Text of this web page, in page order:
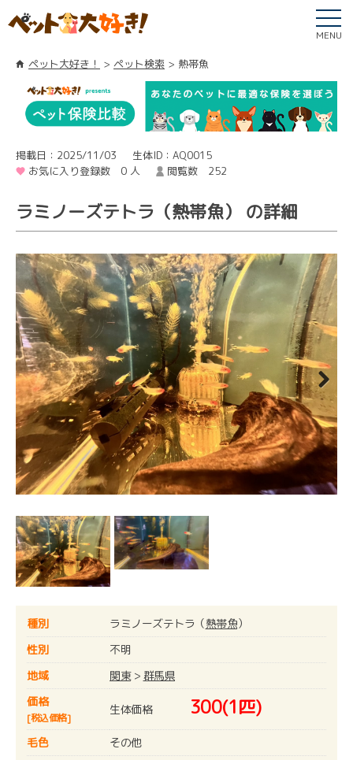
MENU
ペット大好き！ ペット検索 熱帯魚
掲載日：2025/11/03
生体ID：AQ0015
お気に入り登録数 0 人
閲覧数 252
ラミノーズテトラ（熱帯魚） の詳細
Next
種別 ラミノーズテトラ（熱帯魚）
性別
不明
地域
関東> 群馬県
価格
[税込価格]
生体価格 300(1匹)
毛色
その他